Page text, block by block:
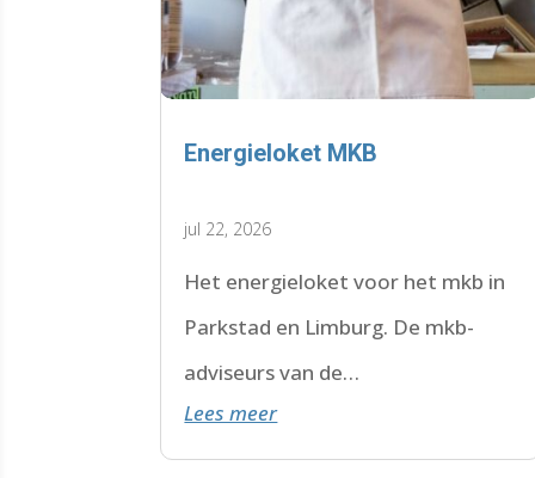
Energieloket MKB
jul 22, 2026
Het energieloket voor het mkb in
Parkstad en Limburg. De mkb-
adviseurs van de
WoonWijzerWinkel Limburg staan
voor je klaar.
Lees meer